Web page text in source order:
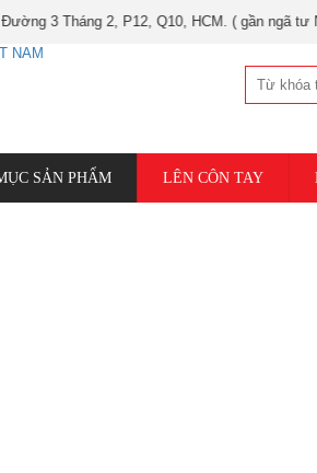
2, P12, Q10, HCM. ( gần ngã tư Nguyễn Tri
SẢN PHẨM LÊN CÔN TAY